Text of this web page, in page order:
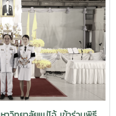
กิจชุมชนเกษตรกรรมพื้นบ้าน
ตกรรมเทคโนโลยีที่เหมาะสม
คณะนักวิจัยและนวัตกรชุมชน .
พียงคุณภาพของงานวิจัย แต่ยัง
รถ่ายทอดองค์ความรู้ ผ่าน
(Appropriate Learning
น เพื่อประยุกต์ใช้ชุดอุปกรณ์
ะสม (Appropriate
ามต้องการ ช่วยแก้ไขปัญหา
เที่ยวแม่โจ้